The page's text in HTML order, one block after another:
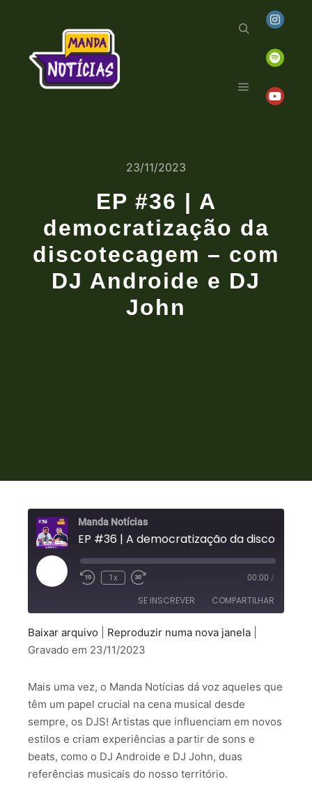
23/11/2023
EP #36 | A
democratização da
discotecagem – com
DJ Androide e DJ
John
Manda Notícias
1x 00:00 /
SE INSCREVER COMPARTILHAR
FEED RSS
COMPARTILHAR
INCORPORAR
Baixar arquivo Reproduzir numa nova janela
Gravado em 23/11/2023
Mais uma vez, o Manda Notícias dá voz aqueles que
têm um papel crucial na cena musical desde
sempre, os DJS! Artistas que influenciam em novos
estilos e criam experiências a partir de sons e
beats, como o DJ Androide e DJ John, duas
referências musicais do nosso território.